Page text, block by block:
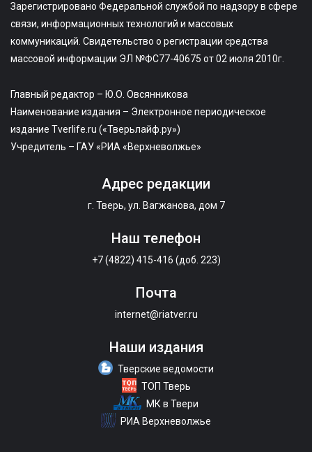
Зарегистрировано Федеральной службой по надзору в сфере
связи, информационных технологий и массовых
коммуникаций. Свидетельство о регистрации средства
массовой информации ЭЛ №ФС77-40675 от 02 июля 2010г.
Главный редактор – Ю.О. Овсянникова
Наименование издания – Электронное периодическое
издание Tverlife.ru («Тверьлайф.ру»)
Учредитель – ГАУ «РИА «Верхневолжье»
Адрес редакции
г. Тверь, ул. Вагжанова, дом 7
Наш телефон
+7 (4822) 415-416 (доб. 223)
Почта
internet@riatver.ru
Наши издания
Тверские ведомости
ТОП Тверь
МК в Твери
РИА Верхневолжье